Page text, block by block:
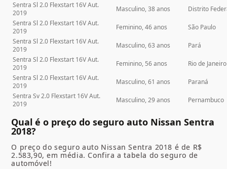
Sentra Sl 2.0 Flexstart 16V Aut.
2019
Masculino, 38 anos
Distrito
Sentra Sl 2.0 Flexstart 16V Aut.
2019
Feminino, 46 anos
São Paulo
Sentra Sl 2.0 Flexstart 16V Aut.
2019
Masculino, 63 anos
Pará
Sentra Sl 2.0 Flexstart 16V Aut.
2019
Feminino, 56 anos
Rio de Janeiro
Sentra Sl 2.0 Flexstart 16V Aut.
2019
Masculino, 61 anos
Paraná
Sentra Sv 2.0 Flexstart 16V Aut.
2019
Masculino, 29 anos Pernambuco
Qual é o preço do seguro auto Nissan Sentra
2018?
O preço do seguro auto Nissan Sentra 2018 é de R$
2.583,90, em média. Confira a tabela do seguro de
automóvel!